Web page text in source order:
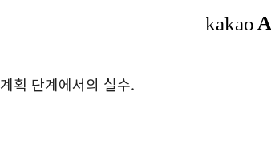
계획 단계에서의 실수.